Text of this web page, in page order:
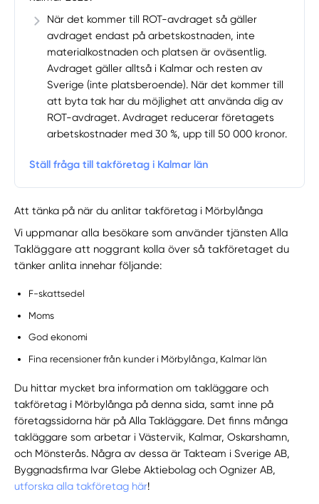
När det kommer till ROT-avdraget så gäller
avdraget endast på arbetskostnaden, inte
materialkostnaden och platsen är oväsentlig.
Avdraget gäller alltså i Kalmar och resten av
Sverige (inte platsberoende). När det kommer till
att byta tak har du möjlighet att använda dig av
ROT-avdraget. Avdraget reducerar företagets
arbetskostnader med 30 %, upp till 50 000 kronor.
Ställ fråga till takföretag i Kalmar län
Att tänka på när du anlitar takföretag i Mörbylånga
Vi uppmanar alla besökare som använder tjänsten Alla
Takläggare att noggrant kolla över så takföretaget du
tänker anlita innehar följande:
F-skattsedel
Moms
God ekonomi
Fina recensioner från kunder i Mörbylånga, Kalmar län
Du hittar mycket bra information om takläggare och
takföretag i Mörbylånga på denna sida, samt inne på
företagssidorna här på Alla Takläggare. Det finns många
takläggare som arbetar i Västervik, Kalmar, Oskarshamn,
och Mönsterås. Några av dessa är Takteam i Sverige AB,
Byggnadsfirma Ivar Glebe Aktiebolag och Ognizer AB,
utforska alla takföretag här!